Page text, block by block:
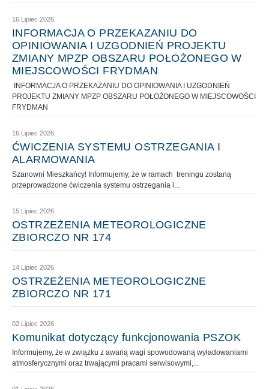
16 Lipiec 2026
INFORMACJA O PRZEKAZANIU DO
OPINIOWANIA I UZGODNIEŃ PROJEKTU
ZMIANY MPZP OBSZARU POŁOŻONEGO W
MIEJSCOWOŚCI FRYDMAN
INFORMACJA O PRZEKAZANIU DO OPINIOWANIA I UZGODNIEŃ
PROJEKTU ZMIANY MPZP OBSZARU POŁOŻONEGO W MIEJSCOWOŚCI
FRYDMAN
16 Lipiec 2026
ĆWICZENIA SYSTEMU OSTRZEGANIA I
ALARMOWANIA
Szanowni Mieszkańcy! Informujemy, że w ramach treningu zostaną
przeprowadzone ćwiczenia systemu ostrzegania i...
15 Lipiec 2026
OSTRZEŻENIA METEOROLOGICZNE
ZBIORCZO NR 174
14 Lipiec 2026
OSTRZEŻENIA METEOROLOGICZNE
ZBIORCZO NR 171
02 Lipiec 2026
Komunikat dotyczący funkcjonowania PSZOK
Informujemy, że w związku z awarią wagi spowodowaną wyładowaniami
atmosferycznymi oraz trwającymi pracami serwisowymi,...